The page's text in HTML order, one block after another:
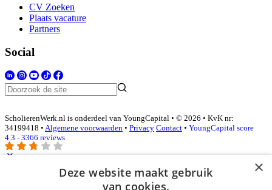
CV Zoeken
Plaats vacature
Partners
Social
ScholierenWerk.nl is onderdeel van YoungCapital • © 2026 • KvK nr:
34199418 • Algemene voorwaarden • Privacy Contact • YoungCapital score
4.3 - 3366 reviews
Inloggen als bedrijf
×
Deze website maakt gebruik
van cookies.